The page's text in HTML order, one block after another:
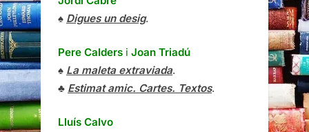
♠ Digues un desig.
Pere Calders i Joan Triadú
♠ La maleta extraviada.
♣ Estimat amic. Cartes. Textos.
Lluís Calvo